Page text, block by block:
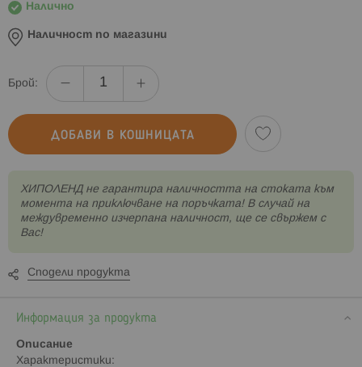
Налично
Наличност по магазини
Брой:
ДОБАВИ В КОШНИЦАТА
XИПОЛЕНД не гарантира наличността на стоката към
момента на приключване на поръчката! В случай на
междувременно изчерпана наличност, ще се свържем с
Вас!
Сподели продукта
Информация за продукта
Описание
Характеристики: